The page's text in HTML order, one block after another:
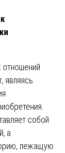
являясь
собой
а
лежащую